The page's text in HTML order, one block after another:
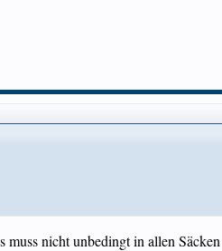
muss nicht unbedingt in allen